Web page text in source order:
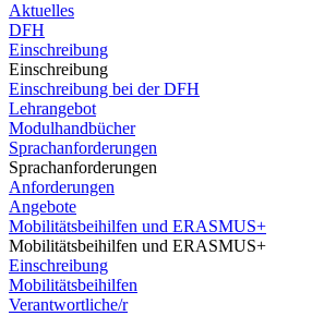
Aktuelles
DFH
Einschreibung
Einschreibung
Einschreibung bei der DFH
Lehrangebot
Modulhandbücher
Sprachanforderungen
Sprachanforderungen
Anforderungen
Angebote
Mobilitätsbeihilfen und ERASMUS+
Mobilitätsbeihilfen und ERASMUS+
Einschreibung
Mobilitätsbeihilfen
Verantwortliche/r